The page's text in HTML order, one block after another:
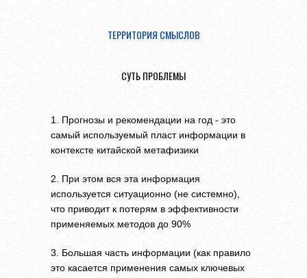
ТЕРРИТОРИЯ СМЫСЛОВ
СУТЬ ПРОБЛЕМЫ
1. Прогнозы и рекомендации на год - это
самый используемый пласт информации в
контексте китайской метафизики
2. При этом вся эта информация
используется ситуационно (не системно),
что приводит к потерям в эффективности
применяемых методов до 90%
3. Большая часть информации (как правило
это касается применения самых ключевых